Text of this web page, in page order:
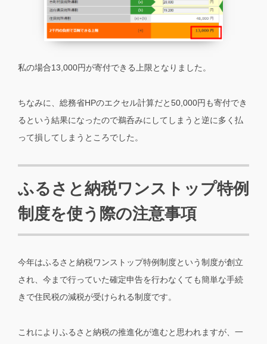
私の場合13,000円が寄付できる上限となりました。
ちなみに、総務省HPのエクセル計算だと50,000円も寄付でき
るという結果になったので鵜呑みにしてしまうと逆に多く払
って損してしまうところでした。
ふるさと納税ワンストップ特例
制度を使う際の注意事項
今年はふるさと納税ワンストップ特例制度という制度が創立
され、今まで行っていた確定申告を行わなくても簡単な手続
きで住民税の減税が受けられる制度です。
これによりふるさと納税の推進化が進むと思われますが、一